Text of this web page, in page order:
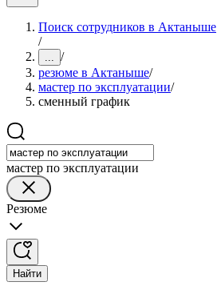
Поиск сотрудников в Актаныше
/
... /
резюме в Актаныше/
мастер по эксплуатации/
сменный график
мастер по эксплуатации
Резюме
Найти